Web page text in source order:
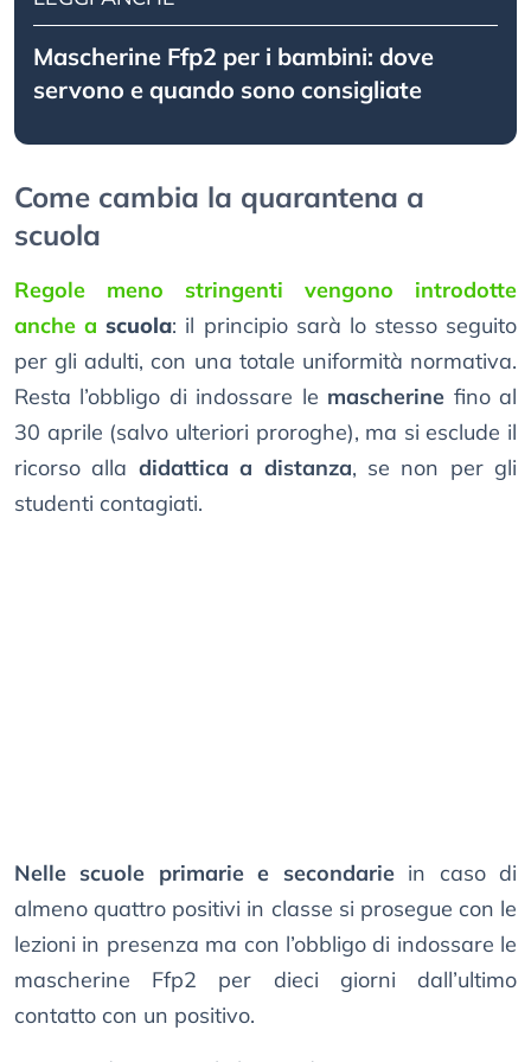
Mascherine Ffp2 per i bambini: dove
servono e quando sono consigliate
Come cambia la quarantena a
scuola
Regole meno stringenti vengono introdotte
anche ascuola: il principio sarà lo stesso seguito
per gli adulti, con una totale uniformità normativa.
Resta l’obbligo di indossare le mascherine fino al
30 aprile (salvo ulteriori proroghe), ma si esclude il
ricorso alla didattica a distanza, se non per gli
studenti contagiati.
Nelle scuole primarie e secondariein caso di
almeno quattro positivi in classe si prosegue con le
lezioni in presenza ma con l’obbligo di indossare le
mascherine Ffp2 per dieci giorni dall’ultimo
contatto con un positivo.